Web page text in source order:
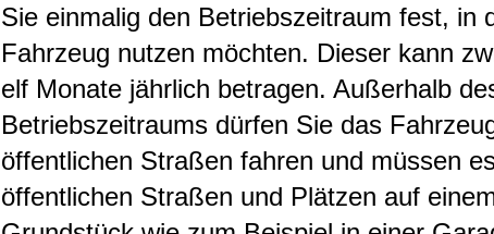
Sie einmalig den Betriebszeitraum fest, in
Fahrzeug nutzen möchten. Dieser kann
elf Monate jährlich betragen. Außerhalb
Betriebszeitraums dürfen Sie das
öffentlichen Straßen fahren und müssen
öffentlichen Straßen und Plätzen auf